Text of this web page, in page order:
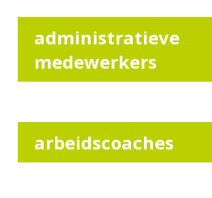
administratieve
medewerkers
arbeidscoaches